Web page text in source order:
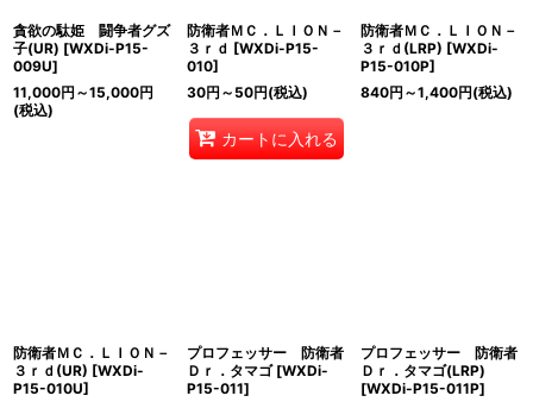
貪欲の駄姫 闘争者グズ
子(UR) [WXDi-P15-
009U]
11,000円 ～15,000円
(税込)
防衛者ＭＣ．ＬＩＯＮ－
３ｒｄ [WXDi-P15-
010]
30円 ～50円(税込)
カートに入れる
防衛者ＭＣ．ＬＩＯＮ－
３ｒｄ(LRP) [WXDi-
P15-010P]
840円 ～1,400円(税込)
防衛者ＭＣ．ＬＩＯＮ－
３ｒｄ(UR) [WXDi-
P15-010U]
プロフェッサー 防衛者
Ｄｒ．タマゴ [WXDi-
P15-011]
プロフェッサー 防衛者
Ｄｒ．タマゴ(LRP)
[WXDi-P15-011P]